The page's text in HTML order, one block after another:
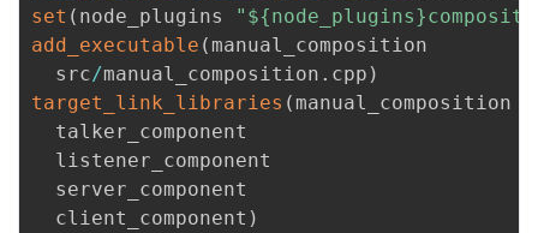
set ( node_plugins
add_executable ( manual_composition
  src
/manual_composition . cpp )
target_link_libraries ( manual_composition
  talker_component
  listener_component
  server_component
  client_component
)